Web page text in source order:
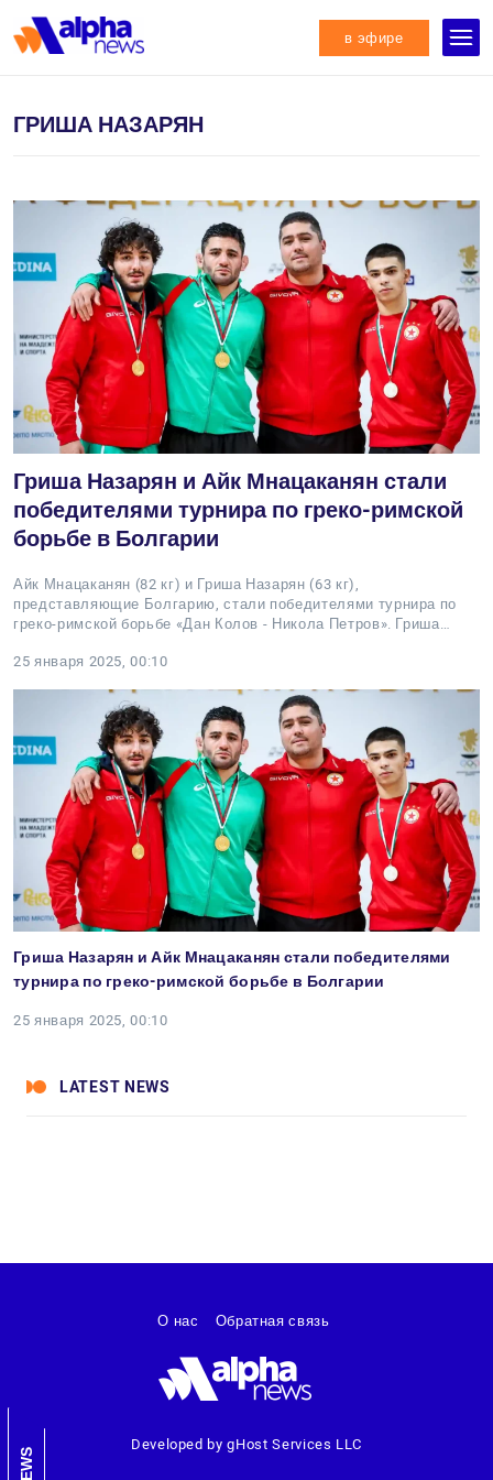
в эфире
ГРИША НАЗАРЯН
Гриша Назарян и Айк Мнацаканян стали
победителями турнира по греко-римской
борьбе в Болгарии
Айк Мнацаканян (82 кг) и Гриша Назарян (63 кг),
представляющие Болгарию, стали победителями турнира по
греко-римской борьбе «Дан Колов - Никола Петров». Гриша…
25 января 2025, 00:10
Гриша Назарян и Айк Мнацаканян стали победителями
турнира по греко-римской борьбе в Болгарии
25 января 2025, 00:10
LATEST NEWS
NEWS
Developed by gHost Services LLC
О нас Обратная связь